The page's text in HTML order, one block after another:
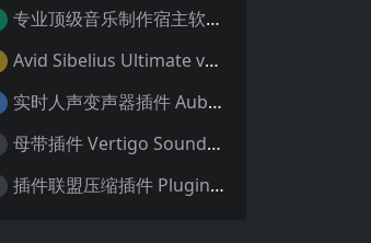
专业顶级音乐制作宿主软件 Steinberg Cubase Pro 14 v14.0.32 VR/R2R 原厂音源内含安装教程 [WiN MAC]（80GB+）
Avid Sibelius Ultimate v2025.4 Trial Reset Win 无限试用版 乐谱软件 西贝柳斯 MAC含音色库25G
实时人声变声器插件 Auburn Sounds Graillon v3.1.1 macOS
母带插件 Vertigo Sound VSE-2 v1.5.77 macOS [HCiSO]
插件联盟压缩插件 Plugin Alliance Kiive Xtressor v1.0.1 WIN MAC